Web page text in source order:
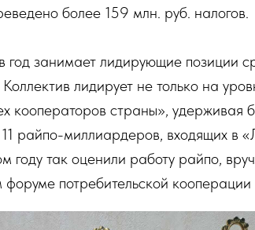
более 159 млн. руб. налогов.
год занимает лидирующие позиции
лидирует не только на
кооператоров страны», удерживая
райпо-миллиардеров, входящих в
так оценили работу райпо,
потребительской кооперации